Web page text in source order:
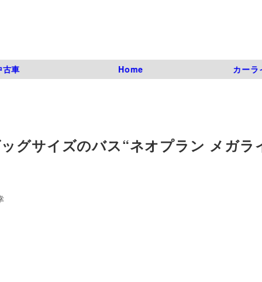
古車 Home カーラ
グサイズのバス“ネオプラン メガラ